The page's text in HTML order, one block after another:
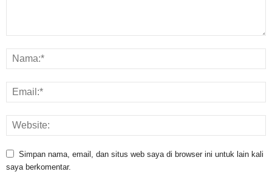
Simpan nama, email, dan situs web saya di browser ini untuk lain kali
saya berkomentar.